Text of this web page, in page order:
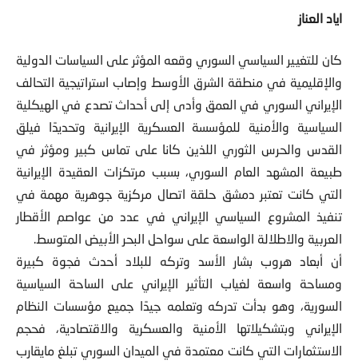
اياد العناز
كان للتغيير السياسي السوري وقعه المؤثر على السياسات الدولية
والإقليمية في منطقة الشرق الأوسط وإصاب استراتيجية التحالف
الإيراني السوري في العمق وأدى إلى أحداث تصدع في الهيكلية
السياسية والأمنية للمؤسسة العسكرية الإيرانية وتحديدًا فيلق
القدس والحرس الثوري اللذين كانا على تماس كبير ومؤثر في
طبيعة المشهد العام السوري، بسبب مرتكزات العقيدة الإيرانية
التي كانت تعتبر دمشق حلقة اتصال مركزية جوهرية مهمة في
تنفيذ المشروع السياسي الإيراني في عدد من عواصم الأقطار
العربية والاطلالة الواسعة على سواحل البحر الأبيض المتوسط.
أن أبعاد هروب بشار الأسد وتركه للبلاد أحدث فجوة كبيرة
ومساحة واسعة لغياب التأثير الإيراني على الساحة السياسية
السورية، وهو بدأت تدركه وتعلمه جيدًا جميع مؤسسات النظام
الإيراني وبتشكيلاتها الأمنية والعسكرية والاقتصادية، فحجم
الاستثمارات التي كانت معتمدة في الميدان السوري تبلغ مايقارب